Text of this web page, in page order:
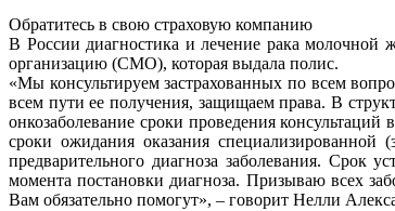
Обратитесь в свою страховую компанию
В России диагностика и лечение рака
организацию (СМО), которая выдала полис.
«Мы консультируем застрахованных по всем
всем пути ее получения, защищаем права. В
онкозаболевание сроки проведения
сроки ожидания оказания
предварительного диагноза заболевания. Срок
момента постановки диагноза. Призываю всех
Вам обязательно помогут», – говорит Нелли